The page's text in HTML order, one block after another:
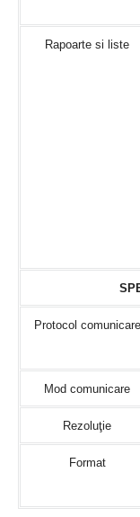
Rapoarte si liste
Protocol comunicare
Mod comunicare
Rezoluţie
Format